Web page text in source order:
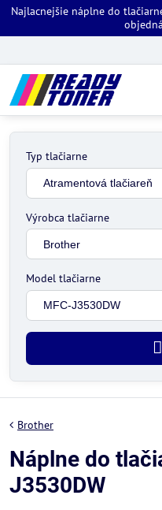
Najlacnejšie náplne do
Typ tlačiarne
Výrobca tlačiarne
Model tlačiarne
Brother
Náplne do
J3530DW